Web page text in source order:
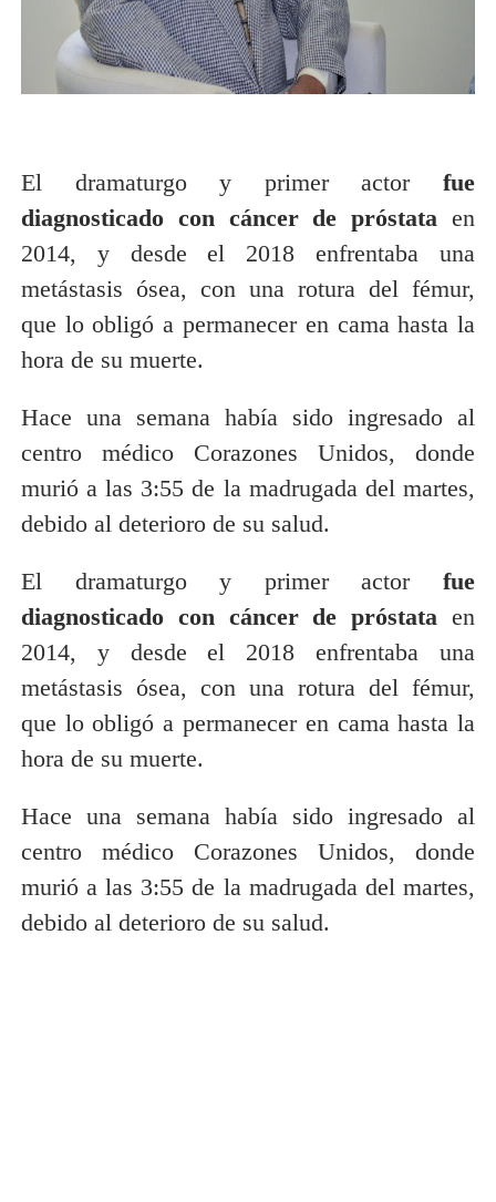
El dramaturgo y primer actorfue
diagnosticado con cáncer de próstataen
2014, y desde el 2018 enfrentaba una
metástasis ósea, con una rotura del fémur,
que lo obligó a permanecer en cama hasta la
hora de su muerte.
Hace una semana había sido ingresado al
centro médico Corazones Unidos, donde
murió a las 3:55 de la madrugada del martes,
debido al deterioro de su salud.
El dramaturgo y primer actorfue
diagnosticado con cáncer de próstataen
2014, y desde el 2018 enfrentaba una
metástasis ósea, con una rotura del fémur,
que lo obligó a permanecer en cama hasta la
hora de su muerte.
Hace una semana había sido ingresado al
centro médico Corazones Unidos, donde
murió a las 3:55 de la madrugada del martes,
debido al deterioro de su salud.